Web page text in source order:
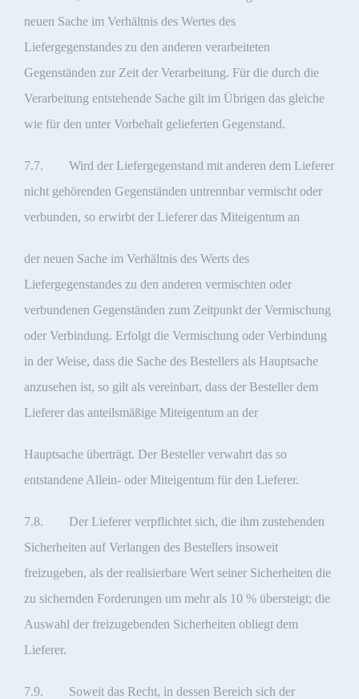
neuen Sache im Verhältnis des Wertes des
Liefergegenstandes zu den anderen verarbeiteten
Gegenständen zur Zeit der Verarbeitung. Für die durch die
Verarbeitung entstehende Sache gilt im Übrigen das gleiche
wie für den unter Vorbehalt gelieferten Gegenstand.
7.7. Wird der Liefergegenstand mit anderen dem Lieferer
nicht gehörenden Gegenständen untrennbar vermischt oder
verbunden, so erwirbt der Lieferer das Miteigentum an
der neuen Sache im Verhältnis des Werts des
Liefergegenstandes zu den anderen vermischten oder
verbundenen Gegenständen zum Zeitpunkt der Vermischung
oder Verbindung. Erfolgt die Vermischung oder Verbindung
in der Weise, dass die Sache des Bestellers als Hauptsache
anzusehen ist, so gilt als vereinbart, dass der Besteller dem
Lieferer das anteilsmäßige Miteigentum an der
Hauptsache überträgt. Der Besteller verwahrt das so
entstandene Allein- oder Miteigentum für den Lieferer.
7.8. Der Lieferer verpflichtet sich, die ihm zustehenden
Sicherheiten auf Verlangen des Bestellers insoweit
freizugeben, als der realisierbare Wert seiner Sicherheiten die
zu sichernden Forderungen um mehr als 10 % übersteigt; die
Auswahl der freizugebenden Sicherheiten obliegt dem
Lieferer.
7.9. Soweit das Recht, in dessen Bereich sich der